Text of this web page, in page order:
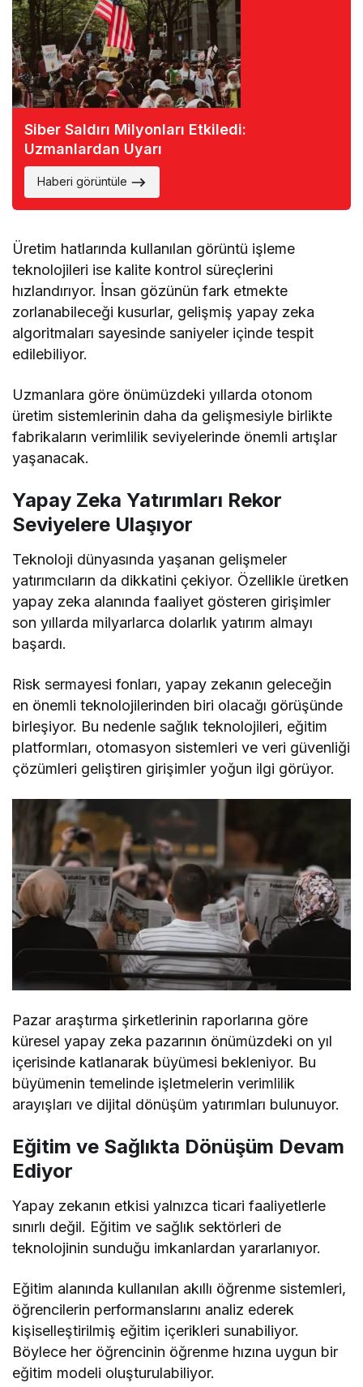
Siber Saldırı Milyonları Etkiledi:
Uzmanlardan Uyarı
Haberi görüntüle
Üretim hatlarında kullanılan görüntü işleme
teknolojileri ise kalite kontrol süreçlerini
hızlandırıyor. İnsan gözünün fark etmekte
zorlanabileceği kusurlar, gelişmiş yapay zeka
algoritmaları sayesinde saniyeler içinde tespit
edilebiliyor.
Uzmanlara göre önümüzdeki yıllarda otonom
üretim sistemlerinin daha da gelişmesiyle birlikte
fabrikaların verimlilik seviyelerinde önemli artışlar
yaşanacak.
Yapay Zeka Yatırımları Rekor
Seviyelere Ulaşıyor
Teknoloji dünyasında yaşanan gelişmeler
yatırımcıların da dikkatini çekiyor. Özellikle üretken
yapay zeka alanında faaliyet gösteren girişimler
son yıllarda milyarlarca dolarlık yatırım almayı
başardı.
Risk sermayesi fonları, yapay zekanın geleceğin
en önemli teknolojilerinden biri olacağı görüşünde
birleşiyor. Bu nedenle sağlık teknolojileri, eğitim
platformları, otomasyon sistemleri ve veri güvenliği
çözümleri geliştiren girişimler yoğun ilgi görüyor.
Pazar araştırma şirketlerinin raporlarına göre
küresel yapay zeka pazarının önümüzdeki on yıl
içerisinde katlanarak büyümesi bekleniyor. Bu
büyümenin temelinde işletmelerin verimlilik
arayışları ve dijital dönüşüm yatırımları bulunuyor.
Eğitim ve Sağlıkta Dönüşüm Devam
Ediyor
Yapay zekanın etkisi yalnızca ticari faaliyetlerle
sınırlı değil. Eğitim ve sağlık sektörleri de
teknolojinin sunduğu imkanlardan yararlanıyor.
Eğitim alanında kullanılan akıllı öğrenme sistemleri,
öğrencilerin performanslarını analiz ederek
kişiselleştirilmiş eğitim içerikleri sunabiliyor.
Böylece her öğrencinin öğrenme hızına uygun bir
eğitim modeli oluşturulabiliyor.